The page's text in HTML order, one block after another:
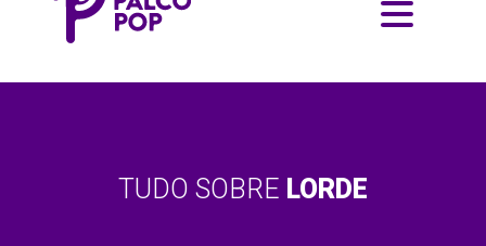
TUDO SOBRE LORDE